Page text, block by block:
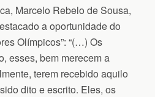
Marcelo Rebelo de Sousa,
a oportunidade do
Olímpicos”: “(…) Os
esses, bem merecem a
terem recebido aquilo
dito e escrito. Eles, os